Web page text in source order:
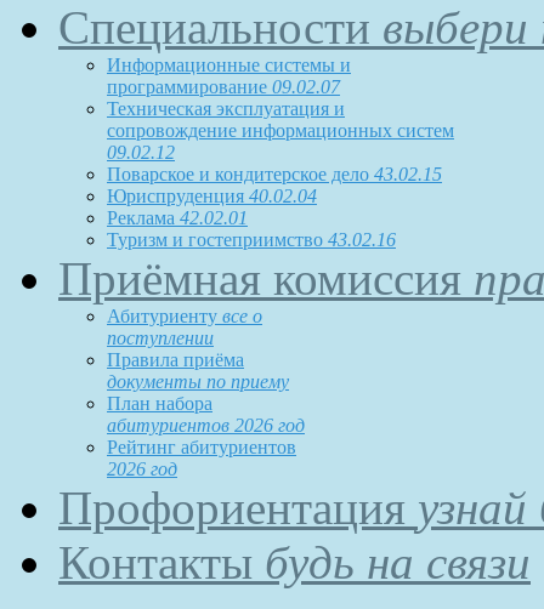
Специальности выбери
Информационные системы и
программирование 09.02.07
Техническая эксплуатация и
сопровождение информационных систем
09.02.12
Поварское и кондитерское дело 43.02.15
Юриспруденция 40.02.04
Реклама 42.02.01
Туризм и гостеприимство 43.02.16
Приёмная комиссия
Абитуриенту все о
поступлении
Правила приёма
документы по приему
План набора
абитуриентов 2026 год
Рейтинг абитуриентов
2026 год
Профориентация
Контакты будь на связи